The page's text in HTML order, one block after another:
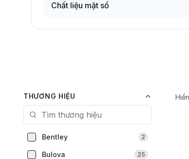
Chất liệu mặt số
THƯƠNG HIỆU
Bentley 2
Bulova 25